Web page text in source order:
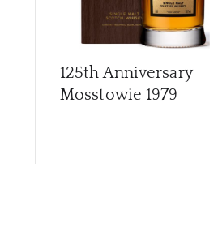
125th Anniversary
Mosstowie 1979